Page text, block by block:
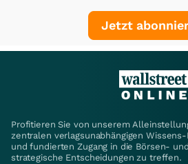
Jetzt
Profitieren Sie von unserem
zentralen verlagsunabhängigen
und fundierten Zugang in die Börsen-
strategische Entscheidungen zu treffen.